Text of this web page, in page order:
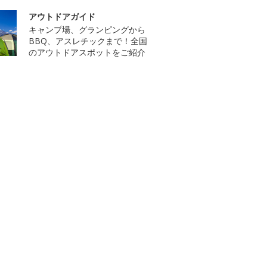
アウトドアガイド
キャンプ場、グランピングから
BBQ、アスレチックまで！全国
のアウトドアスポットをご紹介